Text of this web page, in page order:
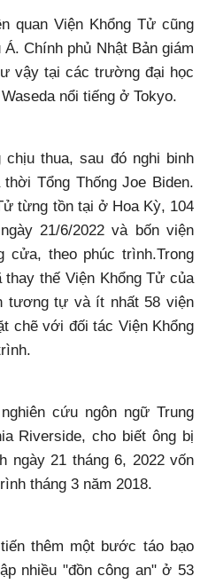
quan Viện Khổng Tử cũng
Chính phủ Nhật Bản giám
vậy tại các trường đại học
nổi tiếng ở Tokyo.
chịu thua, sau đó nghi binh
Tổng Thống Joe Biden.
từng tồn tại ở Hoa Kỳ, 104
21/6/2022 và bốn viện
cửa, theo phúc trình.Trong
thế Viện Khổng Tử của
tương tự và ít nhất 58 viện
chẽ với đối tác Viện Khổng
cứu ngôn ngữ Trung
Riverside, cho biết ông bị
ngày 21 tháng 6, 2022 vốn
tháng 3 năm 2018.
thêm một bước táo bạo
nhiều "đồn công an" ở 53